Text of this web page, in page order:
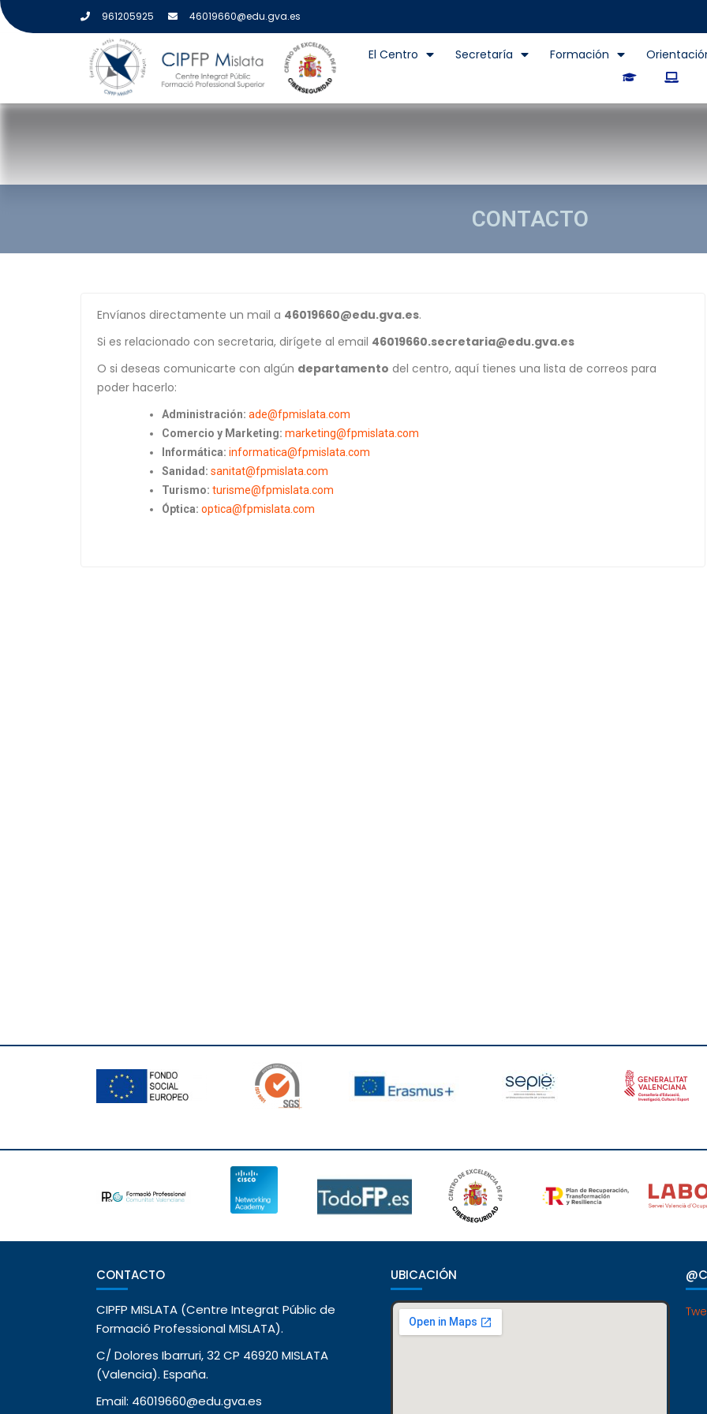
961205925 46019660@edu.gva.es
El Centro Secretaría Formación
CONTACTO
Envíanos directamente un mail a 46019660@edu.gva.es.
Si es relacionado con secretaria, dirígete al email 46019660.secretaria@edu.gva.es
O si deseas comunicarte con algún departamento del centro, aquí tienes una lista de correos para
poder hacerlo:
Administración: ade@fpmislata.com
Comercio y Marketing: marketing@fpmislata.com
Informática: informatica@fpmislata.com
Sanidad: sanitat@fpmislata.com
Turismo: turisme@fpmislata.com
Óptica: optica@fpmislata.com
CONTACTO
CIPFP MISLATA (Centre Integrat Públic de
Formació Professional MISLATA).
C/ Dolores Ibarruri, 32 CP 46920 MISLATA
(Valencia). España.
Email: 46019660@edu.gva.es
UBICACIÓN